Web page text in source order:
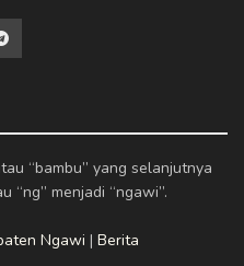
“bambu” yang selanjutnya
“ng” menjadi “ngawi”.
Ngawi | Berita